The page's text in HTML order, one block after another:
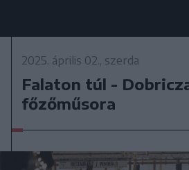
2025. április 02., szerda
Falaton túl -
főzőműsora